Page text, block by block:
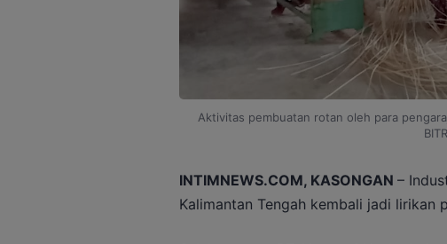
Aktivitas pembuatan rotan oleh para
INTIMNEWS.COM, KASONGAN –
Kalimantan Tengah kembali jadi lirikan